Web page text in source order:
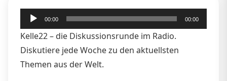
Audio-
Player
00:00 00:00
Kelle22 – die Diskussionsrunde im Radio.
Diskutiere jede Woche zu den aktuellsten
Themen aus der Welt.